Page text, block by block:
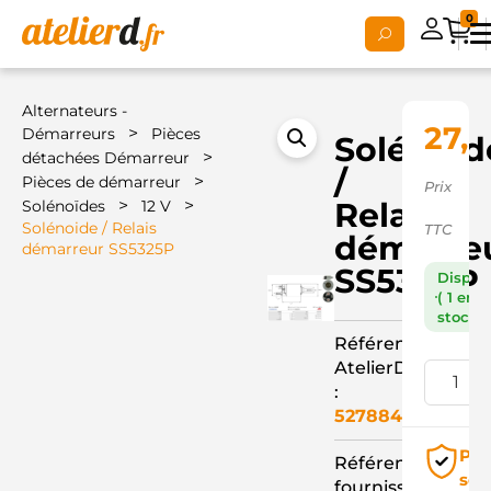
0
Alternateurs -
Démarreurs
>
Pièces
détachées Démarreur
>
Pièces de démarreur >
Solénoïdes > 12 V >
Solénoide / Relais
démarreur SS5325P
/
Relais
SS5325P
Référence
AtelierD
:
527884
Référence
Prix
TTC
( 1 en
stock )